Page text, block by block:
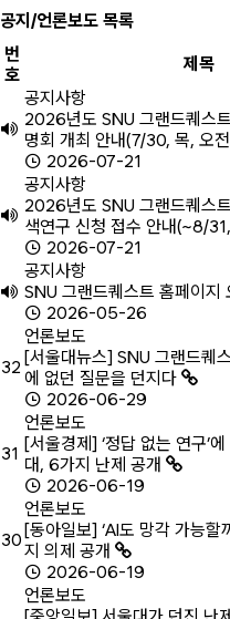
공지/언론보도 목록
번
호
제목
공지사항
2026년도 SNU 그랜드퀘스
명회 개최 안내(7/30, 목, 오
2026-07-21
공지사항
2026년도 SNU 그랜드퀘스
색연구 신청 접수 안내(~8/
2026-07-21
공지사항
SNU 그랜드퀘스트 홈페이지
2026-05-26
32
언론보도
[서울대뉴스] SNU 그랜드퀘
에 없던 질문을 던지다
2026-06-29
31
언론보도
[서울경제] ‘정답 없는 연구’
대, 6가지 난제 공개
2026-06-19
30
언론보도
[동아일보] ‘AI도 망각 가능할
지 의제 공개
2026-06-19
언론보도